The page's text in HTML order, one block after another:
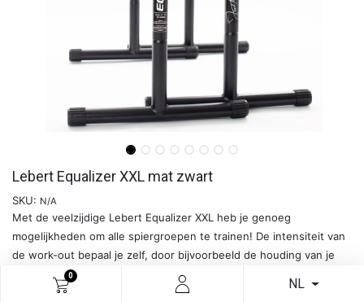
0
NL
Lebert Equalizer XXL mat zwart
SKU: N/A
Met de veelzijdige Lebert Equalizer XXL heb je genoeg
mogelijkheden om alle spiergroepen te trainen! De intensiteit van
de work-out bepaal je zelf, door bijvoorbeeld de houding van je
benen tijdens de oefeningen veranderen.